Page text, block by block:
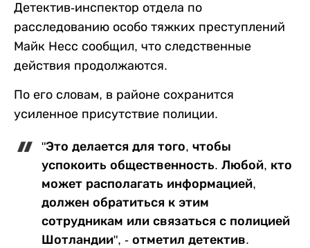
Детектив-инспектор отдела по
расследованию особо тяжких преступлений
Майк Несс сообщил, что следственные
действия продолжаются.
По его словам, в районе сохранится
усиленное присутствие полиции.
"Это делается для того, чтобы
успокоить общественность. Любой, кто
может располагать информацией,
должен обратиться к этим
сотрудникам или связаться с полицией
Шотландии", - отметил детектив.